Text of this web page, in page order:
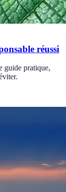
réussi
guide pratique,